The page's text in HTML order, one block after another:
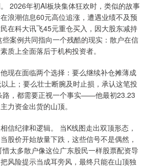
2026年初AI板块集体狂欢时，类似的故事
浪潮信息60元高位追涨，遭遇业绩不及预
在科大讯飞45元重仓买入，因大股东减持
案例共同指向一个残酷的现实：散户在信
质上全面落后于机构投资者。
现在面临两个选择：要么继续补仓摊薄成
上；要么壮士断腕及时止损，承认这笔投
路，都需要正视一个事实——他最初23.23
力资金出货的山顶。
信纪律和逻辑。 当K线图走出双顶形态，
股价开始放量下跌，这些信号不是偶然，
太多散户像这位广东股民一样股票配资导
风险提示当成耳旁风，最终只能在山顶独